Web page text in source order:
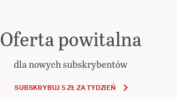
Oferta powitalna
dla nowych subskrybentów
SUBSKRYBUJ 5 ZŁ ZA TYDZIEŃ